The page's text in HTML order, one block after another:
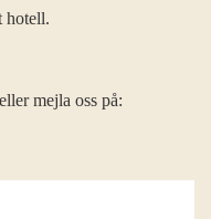
hotell.
mejla oss på: